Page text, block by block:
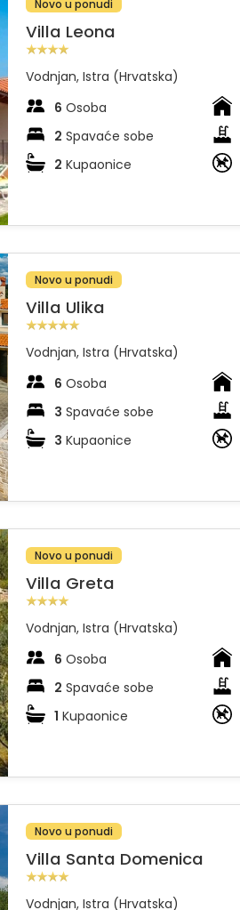
Novo u ponudi
Villa Leona
Vodnjan, Istra (Hrvatska)
6 Osoba
2 Spavaće sobe
2 Kupaonice
Novo u ponudi
Villa Ulika
Vodnjan, Istra (Hrvatska)
6 Osoba
3 Spavaće sobe
3 Kupaonice
Novo u ponudi
Villa Greta
Vodnjan, Istra (Hrvatska)
6 Osoba
2 Spavaće sobe
1 Kupaonice
Novo u ponudi
Villa Santa Domenica
Vodnjan, Istra (Hrvatska)